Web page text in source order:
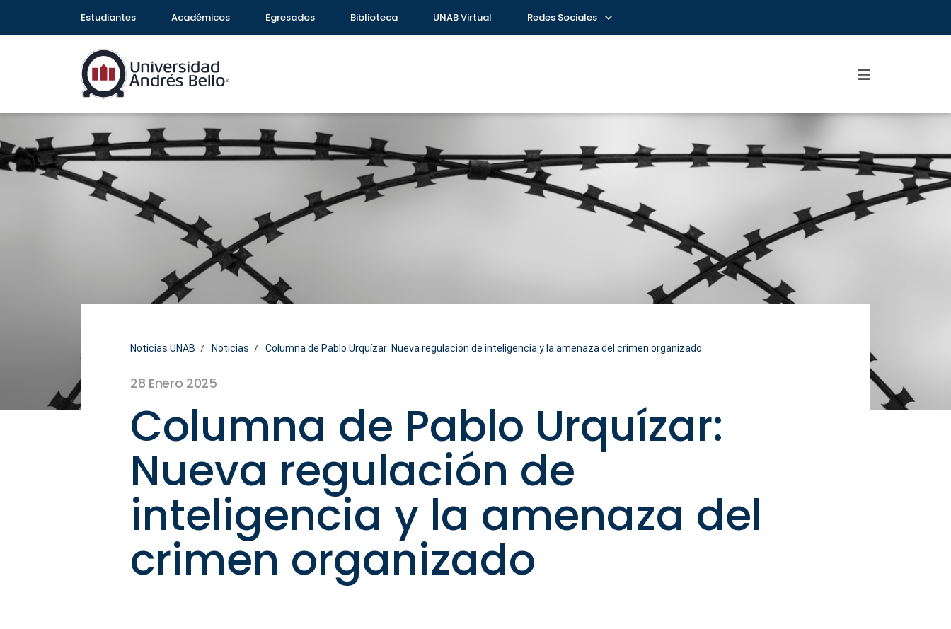
Estudiantes Académicos Egresados Biblioteca UNAB Virtual Redes Sociales
Noticias UNAB Noticias Columna de Pablo Urquízar: Nueva regulación de inteligencia y la amenaza del crimen organizado
28 Enero 2025
Columna de Pablo Urquízar:
Nueva regulación de
inteligencia y la amenaza del
crimen organizado